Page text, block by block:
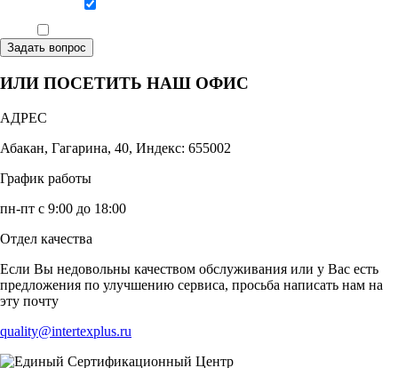
Задать вопрос
ИЛИ ПОСЕТИТЬ НАШ ОФИС
АДРЕС
Абакан, Гагарина, 40, Индекс: 655002
График работы
пн-пт с 9:00 до 18:00
Отдел качества
Если Вы недовольны качеством обслуживания или у Вас есть
предложения по улучшению сервиса, просьба написать нам на
эту почту
quality@intertexplus.ru